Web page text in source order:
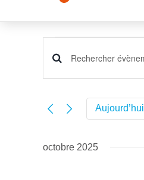
Recherche
et
navigation
de
Évènements
Saisir
mot-
Rechercher
mot-
Aujourd’hui
octobre 2025